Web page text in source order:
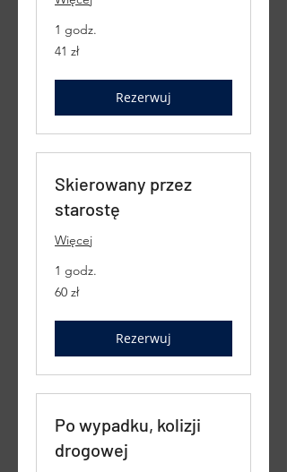
1 godz.
41
złotych
41 zł
Rezerwuj
Skierowany przez
starostę
Więcej
1 godz.
60
złotych
60 zł
Rezerwuj
Po wypadku, kolizji
drogowej